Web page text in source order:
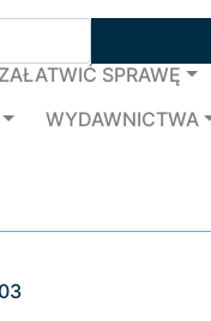
SPRAWĘ
WYDAWNICTWA